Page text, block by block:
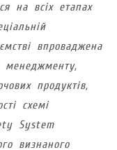
на всіх етапах
впроваджена
менеджменту,
продуктів,
схемі
System
визнаного